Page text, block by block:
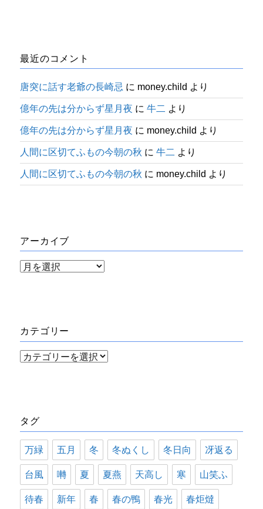
最近のコメント
唐突に話す老爺の長崎忌 に money.child より
億年の先は分からず星月夜 に牛二 より
億年の先は分からず星月夜 に money.child より
人間に区切てふもの今朝の秋 に牛二 より
人間に区切てふもの今朝の秋 に money.child より
アーカイブ
ア
ブ
カテゴリー
カ
ー
タグ
万緑 五月 冬 冬ぬくし 冬日向 冴返る
台風 囀 夏 夏燕 天高し 寒 山笑ふ
待春 新年 春 春の鴨 春光 春炬燵